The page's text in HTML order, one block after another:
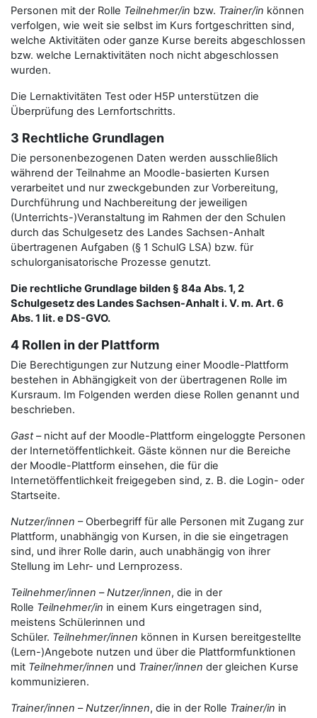
Personen mit der Rolle Teilnehmer/in bzw. Trainer/in können
verfolgen, wie weit sie selbst im Kurs fortgeschritten sind,
welche Aktivitäten oder ganze Kurse bereits abgeschlossen
bzw. welche Lernaktivitäten noch nicht abgeschlossen
wurden.
Die Lernaktivitäten Test oder H5P unterstützen die
Überprüfung des Lernfortschritts.
3 Rechtliche Grundlagen
Die personenbezogenen Daten werden ausschließlich
während der Teilnahme an Moodle-basierten Kursen
verarbeitet und nur zweckgebunden zur Vorbereitung,
Durchführung und Nachbereitung der jeweiligen
(Unterrichts-)Veranstaltung im Rahmen der den Schulen
durch das Schulgesetz des Landes Sachsen-Anhalt
übertragenen Aufgaben (§ 1 SchulG LSA) bzw. für
schulorganisatorische Prozesse genutzt.
Die rechtliche Grundlage bilden § 84a Abs. 1, 2
Schulgesetz des Landes Sachsen-Anhalt i. V. m. Art. 6
Abs. 1 lit. e DS-GVO.
4 Rollen in der Plattform
Die Berechtigungen zur Nutzung einer Moodle-Plattform
bestehen in Abhängigkeit von der übertragenen Rolle im
Kursraum. Im Folgenden werden diese Rollen genannt und
beschrieben.
Gast– nicht auf der Moodle-Plattform eingeloggte Personen
der Internetöffentlichkeit. Gäste können nur die Bereiche
der Moodle-Plattform einsehen, die für die
Internetöffentlichkeit freigegeben sind, z. B. die Login- oder
Startseite.
Nutzer/innen – Oberbegriff für alle Personen mit Zugang zur
Plattform, unabhängig von Kursen, in die sie eingetragen
sind, und ihrer Rolle darin, auch unabhängig von ihrer
Stellung im Lehr- und Lernprozess.
Teilnehmer/innen –Nutzer/innen, die in der
Rolle Teilnehmer/in in einem Kurs eingetragen sind,
meistens Schülerinnen und
Schüler. Teilnehmer/innen können in Kursen bereitgestellte
(Lern-)Angebote nutzen und über die Plattformfunktionen
mit Teilnehmer/innen und Trainer/innen der gleichen Kurse
kommunizieren.
Trainer/innen –Nutzer/innen, die in der Rolle Trainer/in in